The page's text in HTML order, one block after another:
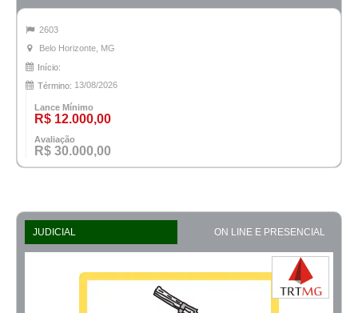
2603
Belo Horizonte, MG
Início:
Término: 13/08/2026
Lance Mínimo
R$ 12.000,00
Avaliação
R$ 30.000,00
JUDICIAL ON LINE E PRESENCIAL